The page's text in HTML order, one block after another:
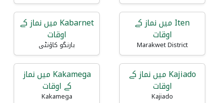
Iten میں نماز کے
اوقات
Marakwet District
Kabarnet میں نماز کے
اوقات
بارنگو کاؤنٹی
Kajiado میں نماز کے
اوقات
Kajiado
Kakamega میں نماز
کے اوقات
Kakamega